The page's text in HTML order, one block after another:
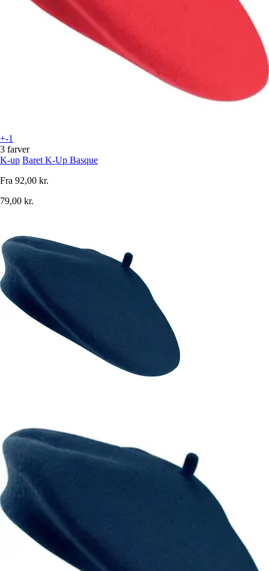
+-1
3 farver
K-up Baret K-Up Basque
Fra 92,00 kr.
79,00 kr.